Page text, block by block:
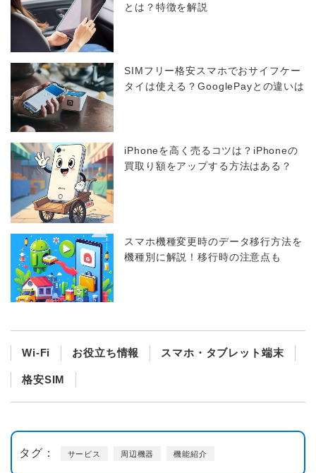
とは？特徴を解説
SIMフリー格安スマホでおサイフケー
タイは使える？GooglePayとの違いは
iPhoneを高く売るコツは？iPhoneの
買取り額をアップする方法はある？
スマホ機種変更時のデータ移行方法を
機種別に解説！移行時の注意点も
Wi-Fi お役立ち情報 スマホ・タブレット端末
格安SIM
タグ： サービス 周辺機器 機能紹介